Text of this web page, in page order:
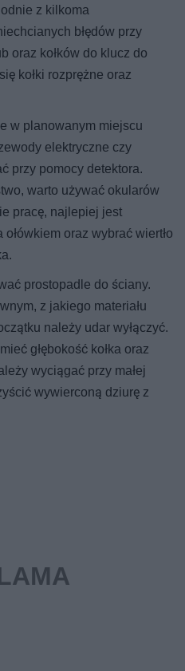
z kilkoma
błędów przy
oraz kołków do klucz do
kołki rozprężne oraz
w planowanym miejscu
elektryczne czy
przy pomocy detektora.
warto używać okularów
pracę, najlepiej jest
oraz wybrać wiertło
prostopadle do ściany.
z jakiego materiału
należy udar wyłączyć.
głębokość kołka oraz
wyciągać przy małej
wywierconą dziurę z